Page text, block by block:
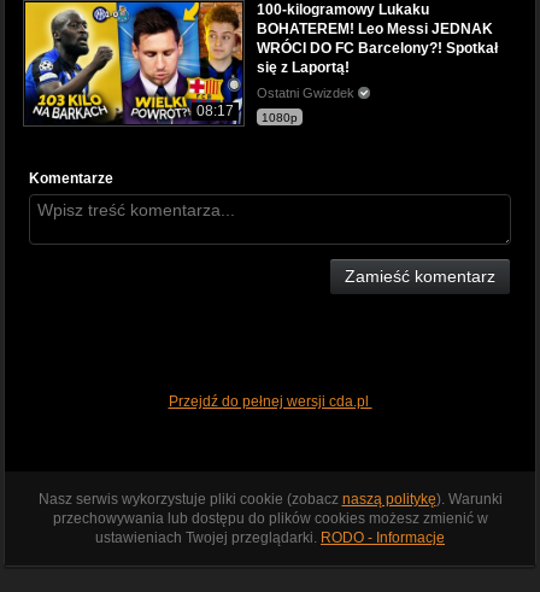
08:17
100-kilogramowy Lukaku
BOHATEREM! Leo Messi JEDNAK
WRÓCI DO FC Barcelony?! Spotkał
się z Laportą!
Ostatni Gwizdek
1080p
Komentarze
Zamieść komentarz
Przejdź do pełnej wersji cda.pl
Nasz serwis wykorzystuje pliki cookie (zobacz naszą politykę). Warunki
przechowywania lub dostępu do plików cookies możesz zmienić w
ustawieniach Twojej przeglądarki. RODO - Informacje